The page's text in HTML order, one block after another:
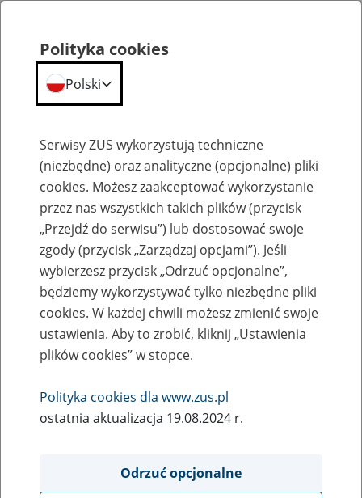
Szkolenia
Zaproś ZUS do siebie - zakładanie profili
eZUS w siedzibie Twojej firmy
Rodzaj wydarzenia
Szkolenia
Obszar merytoryczny
obsługa klientów
Polityka cookies
Polski
Serwisy ZUS wykorzystują techniczne
(niezbędne) oraz analityczne (opcjonalne) pliki
cookies. Możesz zaakceptować wykorzystanie
przez nas wszystkich takich plików (przycisk
„Przejdź do serwisu”) lub dostosować swoje
zgody (przycisk „Zarządzaj opcjami”). Jeśli
wybierzesz przycisk „Odrzuć opcjonalne”,
będziemy wykorzystywać tylko niezbędne pliki
cookies. W każdej chwili możesz zmienić swoje
ustawienia. Aby to zrobić, kliknij „Ustawienia
plików cookies” w stopce.
Polityka cookies dla www.zus.pl
ostatnia aktualizacja 19.08.2024 r.
Odrzuć opcjonalne